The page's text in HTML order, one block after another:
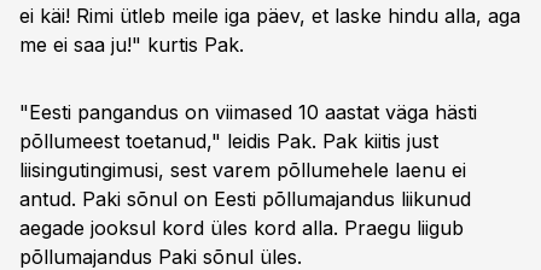
ei käi! Rimi ütleb meile iga päev, et laske hindu alla, aga
me ei saa ju!" kurtis Pak.
"Eesti pangandus on viimased 10 aastat väga hästi
põllumeest toetanud," leidis Pak. Pak kiitis just
liisingutingimusi, sest varem põllumehele laenu ei
antud. Paki sõnul on Eesti põllumajandus liikunud
aegade jooksul kord üles kord alla. Praegu liigub
põllumajandus Paki sõnul üles.